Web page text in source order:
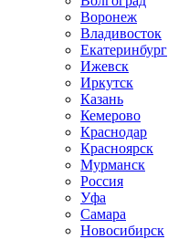
Воронеж
Владивосток
Екатеринбург
Ижевск
Иркутск
Казань
Кемерово
Краснодар
Красноярск
Мурманск
Россия
Уфа
Самара
Новосибирск